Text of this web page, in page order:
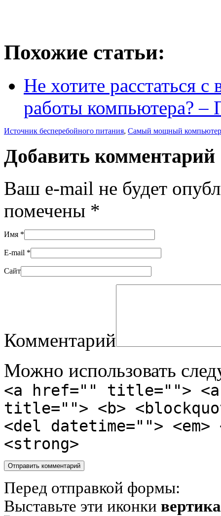
Похожие статьи:
Не хотите расстаться
работы компьютера?
Источник бесперебойного питания, Самый мощный
Добавить комментарий
Ваш e-mail не будет
помечены *
Имя *
E-mail *
Сайт
Комментарий
Можно использовать
<a href="" title="">
title=""> <b>
<del datetime="">
<strong>
Перед отправкой формы:
Выставьте эти иконки